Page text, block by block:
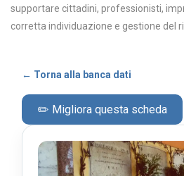
supportare cittadini, professionisti,
corretta individuazione e gestione del
← Torna alla banca dati
✏️ Migliora questa scheda